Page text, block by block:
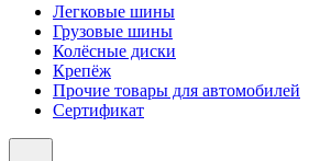
Легковые шины
Грузовые шины
Колёсные диски
Крепёж
Прочие товары для автомобилей
Сертификат